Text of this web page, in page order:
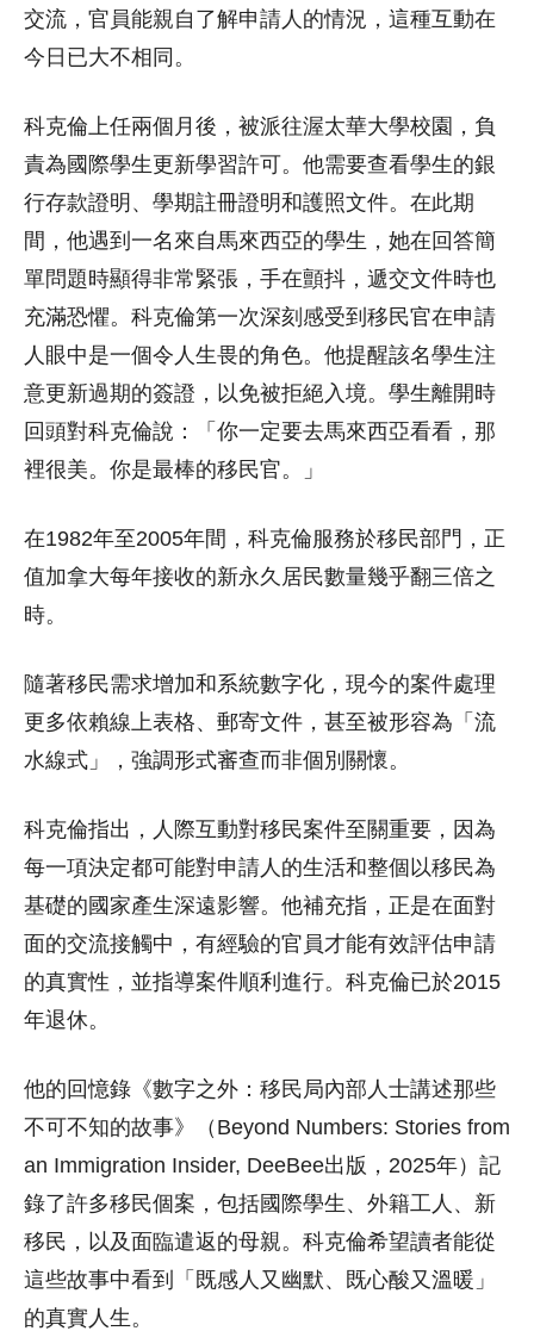
交流，官員能親自了解申請人的情況，這種互動在
今日已大不相同。
科克倫上任兩個月後，被派往渥太華大學校園，負
責為國際學生更新學習許可。他需要查看學生的銀
行存款證明、學期註冊證明和護照文件。在此期
間，他遇到一名來自馬來西亞的學生，她在回答簡
單問題時顯得非常緊張，手在顫抖，遞交文件時也
充滿恐懼。科克倫第一次深刻感受到移民官在申請
人眼中是一個令人生畏的角色。他提醒該名學生注
意更新過期的簽證，以免被拒絕入境。學生離開時
回頭對科克倫說：「你一定要去馬來西亞看看，那
裡很美。你是最棒的移民官。」
在1982年至2005年間，科克倫服務於移民部門，正
值加拿大每年接收的新永久居民數量幾乎翻三倍之
時。
隨著移民需求增加和系統數字化，現今的案件處理
更多依賴線上表格、郵寄文件，甚至被形容為「流
水線式」，強調形式審查而非個別關懷。
科克倫指出，人際互動對移民案件至關重要，因為
每一項決定都可能對申請人的生活和整個以移民為
基礎的國家產生深遠影響。他補充指，正是在面對
面的交流接觸中，有經驗的官員才能有效評估申請
的真實性，並指導案件順利進行。科克倫已於2015
年退休。
他的回憶錄《數字之外：移民局內部人士講述那些
不可不知的故事》（Beyond Numbers: Stories from
an Immigration Insider, DeeBee出版，2025年）記
錄了許多移民個案，包括國際學生、外籍工人、新
移民，以及面臨遣返的母親。科克倫希望讀者能從
這些故事中看到「既感人又幽默、既心酸又溫暖」
的真實人生。